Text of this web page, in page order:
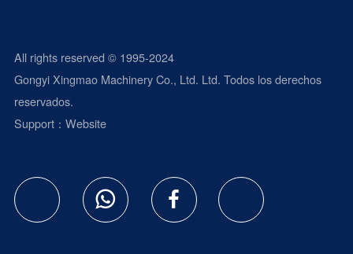
All rights reserved © 1995-2024
Gongyi Xingmao Machinery Co., Ltd. Ltd. Todos los derechos
reservados.
Support： Website